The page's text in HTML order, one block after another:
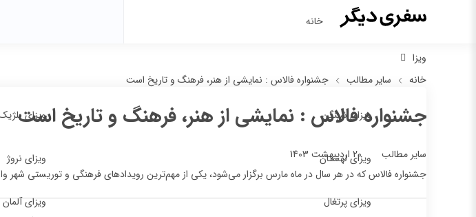
خانه
ویزا
ویزای شینگن ویزای
ویزای لهستان ویزای نروژ
ویزای پرتغال ویزای آلمان
خانه سایر مطالب جشنواره فالاس : نمایشی از هنر، فرهنگ و تاریخ است
جشنواره فالاس : نمایشی از هنر، فرهنگ و تاریخ است
سایر مطالب 20 اردیبهشت 1403
جشنواره فالاس که در هر سال در ماه مارس برگزار می‌شود، یکی از مهم‌ترین رویدادهای فرهنگی و توریستی شهر